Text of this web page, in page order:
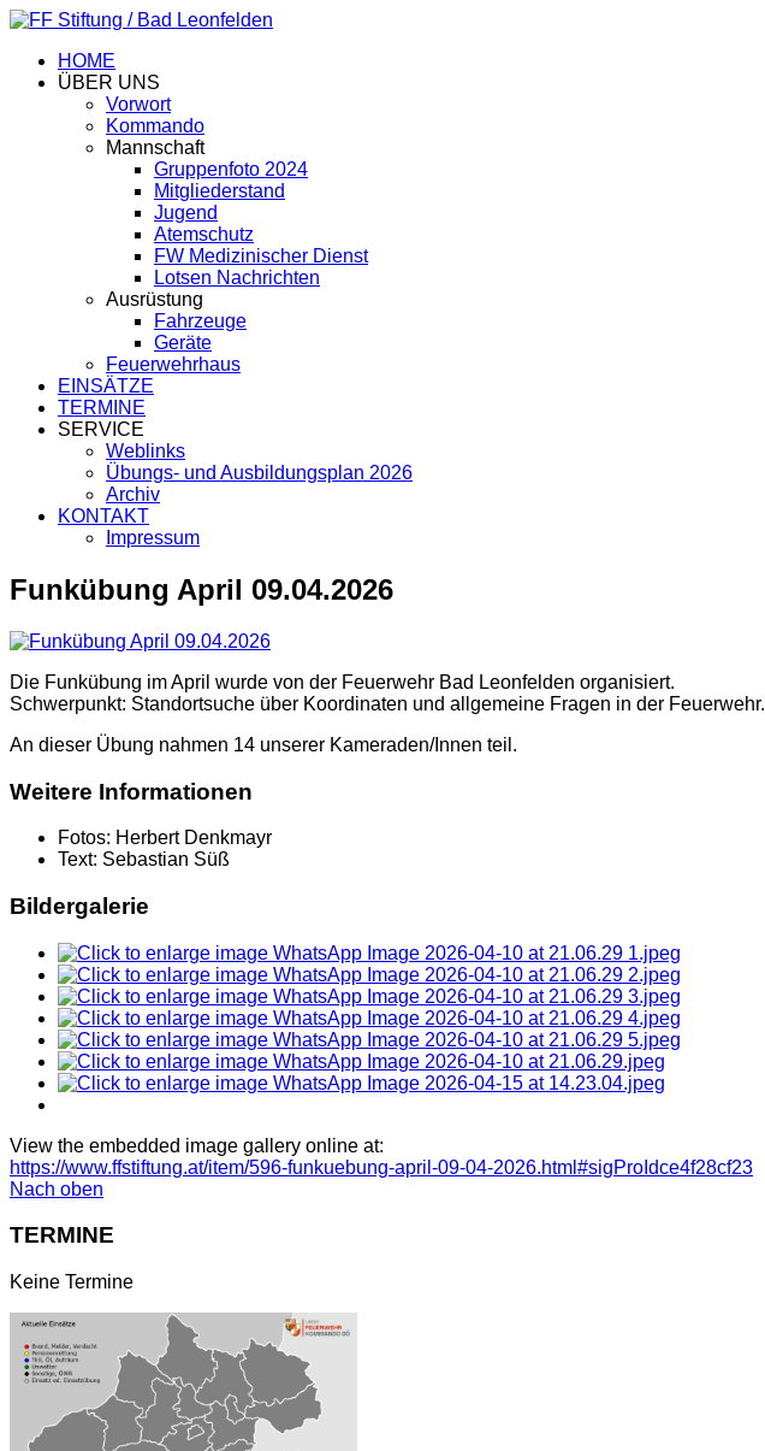
HOME
ÜBER UNS
Vorwort
Kommando
Mannschaft
Gruppenfoto 2024
Mitgliederstand
Jugend
Atemschutz
FW Medizinischer Dienst
Lotsen Nachrichten
Ausrüstung
Fahrzeuge
Geräte
Feuerwehrhaus
EINSÄTZE
TERMINE
SERVICE
Weblinks
Übungs- und Ausbildungsplan 2026
Archiv
KONTAKT
Impressum
Funkübung April 09.04.2026
Die Funkübung im April wurde von der Feuerwehr Bad Leonfelden organisiert.
Schwerpunkt: Standortsuche über Koordinaten und allgemeine Fragen in der Feuerwehr.
An dieser Übung nahmen 14 unserer Kameraden/Innen teil.
Weitere Informationen
Fotos: Herbert Denkmayr
Text: Sebastian Süß
Bildergalerie
View the embedded image gallery online at:
https://www.ffstiftung.at/item/596-funkuebung-april-09-04-2026.html#sigProIdce4f28cf23
Nach oben
TERMINE
Keine Termine